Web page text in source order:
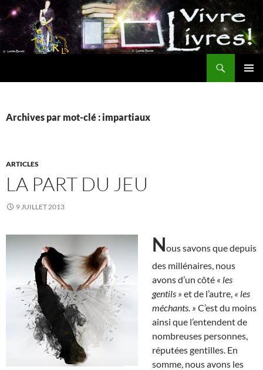
Aller
au
contenu
Archives par mot-clé : impartiaux
ARTICLES
LA PART DU JEU
9 JUILLET 2013
Nous savons que depuis
des millénaires, nous
avons d’un côté « les
gentils » et de l’autre, « les
méchants. » C’est du moins
ainsi que l’entendent de
nombreuses personnes,
réputées gentilles. En
somme, nous avons les